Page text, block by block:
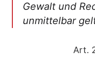
Gewalt und
unmittelbar
Art.